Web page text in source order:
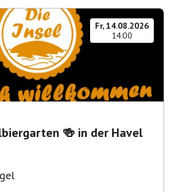
Fr, 14.08.2026
14:00
🍻 in der Havel